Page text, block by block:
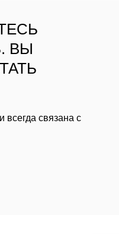
ВЫ
всегда связана с